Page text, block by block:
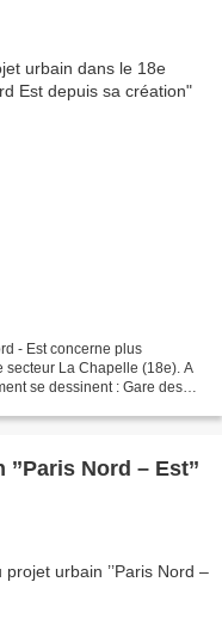
- Est concerne plus
secteur La Chapelle (18e). A
se dessinent : Gare des
Nord – Est’’